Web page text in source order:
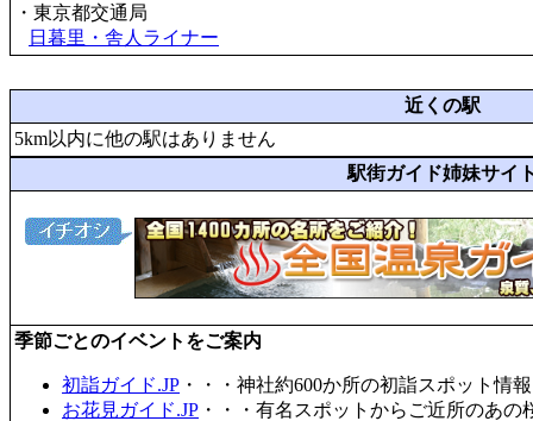
・東京都交通局
日暮里・舎人ライナー
近くの駅
5km以内に他の駅はありません
駅街ガイド姉妹サイ
季節ごとのイベントをご案内
初詣ガイド.JP ・・・神社約600か所の初詣スポット情
お花見ガイド.JP ・・・有名スポットからご近所のあ